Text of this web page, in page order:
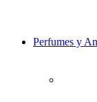
Perfumes y